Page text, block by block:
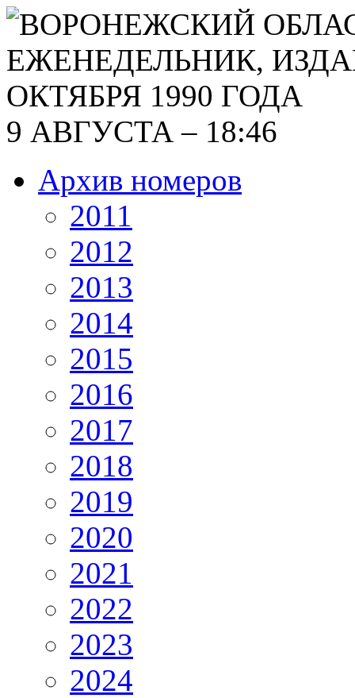
9 АВГУСТА – 18:46
Архив номеров
2011
2012
2013
2014
2015
2016
2017
2018
2019
2020
2021
2022
2023
2024